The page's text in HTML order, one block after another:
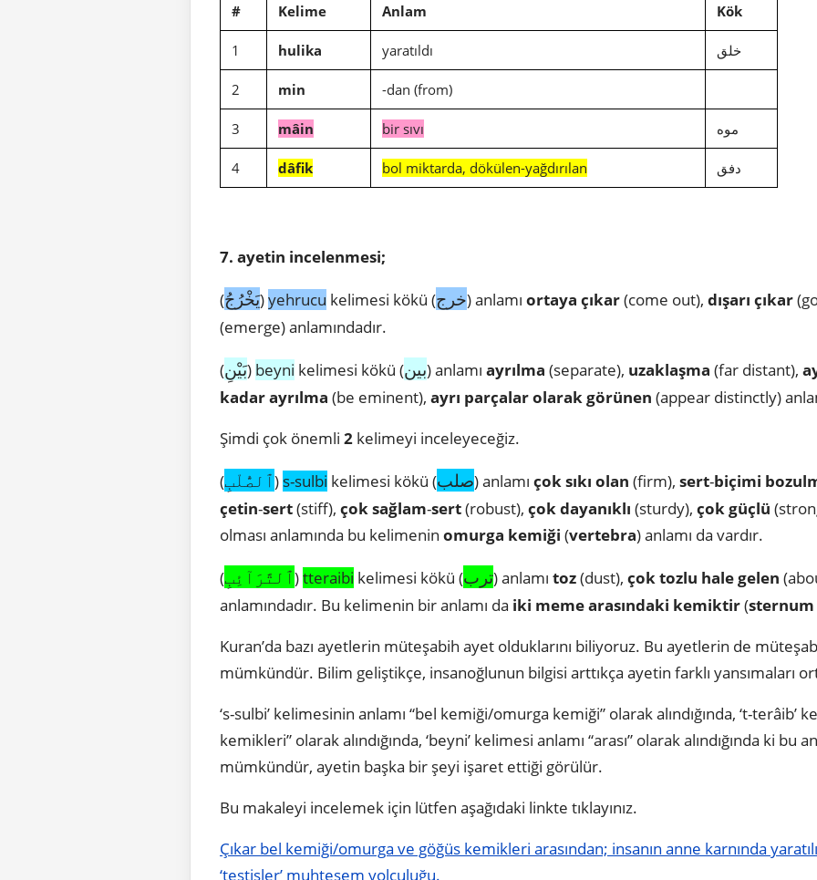
# Kelime Anlam Kök
1 hulika yaratıldı خلق
2 min -dan (from)
3 mâin bir sıvı موه
4 dâfik bol miktarda, dökülen-yağdırılan دفق
7. ayetin incelenmesi;
(يَخْرُجُ)yehrucu kelimesi kökü (خرج) anlamı ortaya çıkar(come out), dışarı çıkar
(emerge) anlamındadır.
(بَيْنِ) beyni kelimesi kökü (بين) anlamı ayrılma (separate), uzaklaşma (far distant),
kadar ayrılma (be eminent), ayrı parçalar olarak görünen (appear distinctly)
Şimdi çok önemli 2 kelimeyi inceleyeceğiz.
(ٱلصُّلْبِ) s-sulbi kelimesi kökü (صلب) anlamı çok sıkı olan (firm), sert-biçimi
çetin-sert(stiff), çok sağlam-sert(robust), çok dayanıklı (sturdy), çok güçlü
olması anlamında bu kelimenin omurga kemiği (vertebra) anlamı da vardır.
(ٱلتَّرَآئِبِ)tteraibi kelimesi kökü (ترب) anlamı toz(dust), çok tozlu hale gelen
anlamındadır. Bu kelimenin bir anlamı da iki meme arasındaki kemiktir(sternum
Kuran’da bazı ayetlerin müteşabih ayet olduklarını biliyoruz. Bu ayetlerin de
mümkündür. Bilim geliştikçe, insanoğlunun bilgisi arttıkça ayetin farklı yansımaları
‘s-sulbi’ kelimesinin anlamı “bel kemiği/omurga kemiği” olarak alındığında, ‘t-terâib’
kemikleri” olarak alındığında, ‘beyni’ kelimesi anlamı “arası” olarak alındığında ki bu
mümkündür, ayetin başka bir şeyi işaret ettiği görülür.
Bu makaleyi incelemek için lütfen aşağıdaki linkte tıklayınız.
Çıkar bel kemiği/omurga ve göğüs kemikleri arasından; insanın anne karnında
‘testisler’ muhteşem yolculuğu.